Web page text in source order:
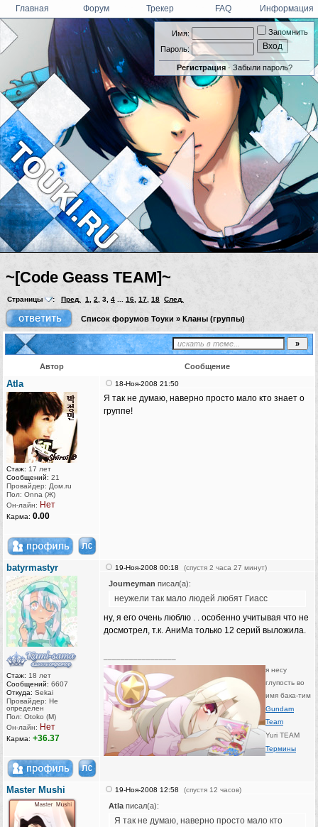
Имя:
Пароль:
Запомнить
Регистрация· Забыли пароль?
Главная Форум Трекер FAQ Информация
~[Code Geass TEAM]~
Страницы : Пред. 1, 2, 3, 4 ... 16, 17, 18 След.
Список форумов Тоуки » Кланы (группы)
Автор Сообщение
Atla
Стаж: 17 лет
Сообщений: 21
Провайдер: Дом.ru
Пол: Onna (Ж)
Он-лайн: Нет
Карма: 0.00
18-Ноя-2008 21:50
Я так не думаю, наверно просто мало кто знает о
группе!
batyrmastyr
Стаж: 18 лет
Сообщений: 6607
Откуда: Sekai
Провайдер: Не
определен
Пол: Otoko (M)
Он-лайн: Нет
Карма: +36.37
19-Ноя-2008 00:18 (спустя 2 часа 27 минут)
Journeyman писал(а):
неужели так мало людей любят Гиасс
ну, я его очень люблю . . особенно учитывая что не
досмотрел, т.к. АниМа только 12 серий выложила.
я несу
глупость во
имя бака-тим
Gundam
Team
Yuri TEAM
Термины
Master Mushi 19-Ноя-2008 12:58 (спустя 12 часов)
Atla писал(а):
Я так не думаю, наверно просто мало кто